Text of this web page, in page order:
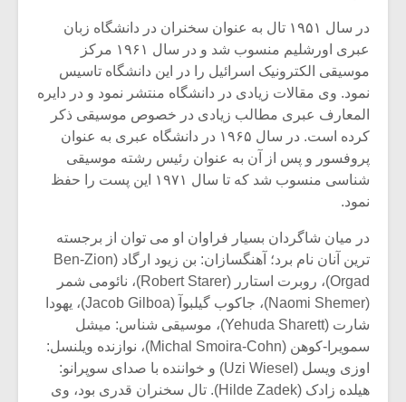
در سال ۱۹۵۱ تال به عنوان سخنران در دانشگاه زبان
عبری اورشلیم منسوب شد و در سال ۱۹۶۱ مرکز
موسیقی الکترونیک اسرائیل را در این دانشگاه تاسیس
نمود. وی مقالات زیادی در دانشگاه منتشر نمود و در دایره
المعارف عبری مطالب زیادی در خصوص موسیقی ذکر
کرده است. در سال ۱۹۶۵ در دانشگاه عبری به عنوان
پروفسور و پس از آن به عنوان رئیس رشته موسیقی
شناسی منسوب شد که تا سال ۱۹۷۱ این پست را حفظ
نمود.
در میان شاگردان بسیار فراوان او می توان از برجسته
ترین آنان نام برد؛ آهنگسازان: بن زیود ارگاد (Ben-Zion
Orgad)، روبرت استارر (Robert Starer)، نائومی شمر
(Naomi Shemer)، جاکوب گیلبوآ (Jacob Gilboa)، یهودا
شارت (Yehuda Sharett)، موسیقی شناس: میشل
سمویرا-کوهن (Michal Smoira-Cohn)، نوازنده ویلنسل:
اوزی ویسل (Uzi Wiesel) و خواننده با صدای سوپرانو:
هیلده زادک (Hilde Zadek). تال سخنران قدری بود، وی